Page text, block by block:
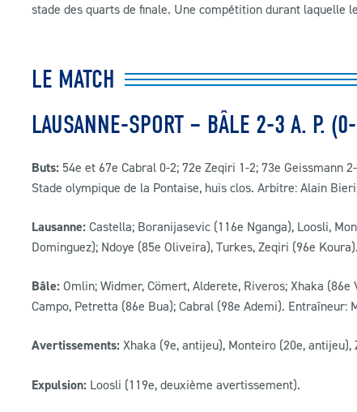
stade des quarts de finale. Une compétition durant
LE MATCH
LAUSANNE-SPORT – BÂLE 2-3 A. P.
Buts: 54e et 67e Cabral 0-2; 72e Zeqiri 1-2; 73e Geissmann
Stade olympique de la Pontaise, huis clos. Arbitre: Alain
Lausanne: Castella; Boranijasevic (116e Nganga), Loosli,
Dominguez); Ndoye (85e Oliveira), Turkes, Zeqiri (96e
Bâle: Omlin; Widmer, Cömert, Alderete, Riveros; Xhaka
Campo, Petretta (86e Bua); Cabral (98e Ademi). Entraîneur:
Avertissements: Xhaka (9e, antijeu), Monteiro (20e,
Expulsion: Loosli (119e, deuxième avertissement).